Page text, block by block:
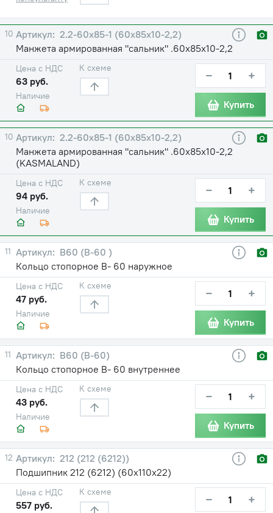
10
2.2-60х85-1 (60х85х10-2,2)
Манжета армированная "сальник" .60х85х10-2,2
Наличие
Цена с НДС
63 руб.
К схеме − +
Купить
10
2.2-60х85-1 (60х85х10-2,2)
Манжета армированная "сальник" .60х85х10-2,2
(KASMALAND)
Наличие
Цена с НДС
94 руб.
К схеме − +
Купить
11
В60 (В-60 )
Кольцо стопорное В- 60 наружное
Наличие
Цена с НДС
47 руб.
К схеме − +
Купить
11
В60 (В-60)
Кольцо стопорное В- 60 внутреннее
Наличие
Цена с НДС
43 руб.
К схеме − +
Купить
12
212 (212 (6212))
Подшипник 212 (6212) (60х110х22)
Цена с НДС
557 руб.
К схеме − +